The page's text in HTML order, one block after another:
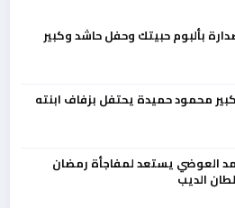
بألبوم حبيتك وحفل حاشد وكبير
محمود حميدة يحتفل بزفاف ابنته
العوضي يستعد لمفاجأة رمضان
الديب